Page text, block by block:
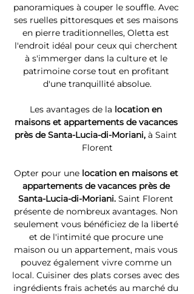
panoramiques à couper le souffle. Avec
ses ruelles pittoresques et ses maisons
en pierre traditionnelles, Oletta est
l'endroit idéal pour ceux qui cherchent
à s'immerger dans la culture et le
patrimoine corse tout en profitant
d'une tranquillité absolue.
Les avantages de la location en
maisons et appartements de vacances
près de Santa-Lucia-di-Moriani, à Saint
Florent
Opter pour une location en maisons et
appartements de vacances près de
Santa-Lucia-di-Moriani. Saint Florent
présente de nombreux avantages. Non
seulement vous bénéficiez de la liberté
et de l'intimité que procure une
maison ou un appartement, mais vous
pouvez également vivre comme un
local. Cuisiner des plats corses avec des
ingrédients frais achetés au marché du